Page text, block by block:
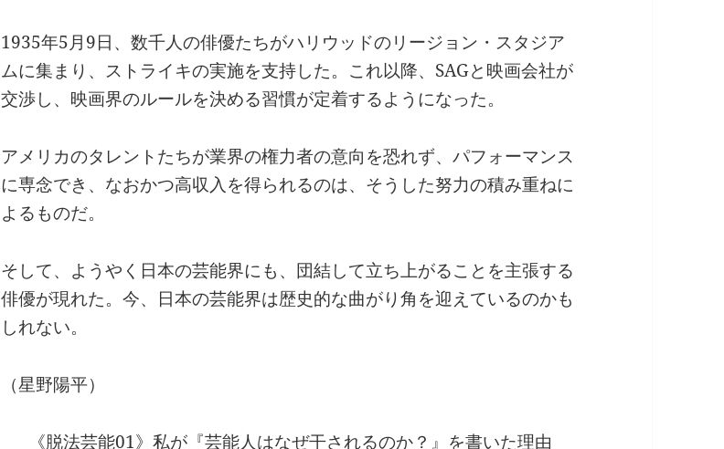
1935年5月9日、数千人の俳優たちがハリウッドのリージョン・スタジア
ムに集まり、ストライキの実施を支持した。これ以降、SAGと映画会社が
交渉し、映画界のルールを決める習慣が定着するようになった。
アメリカのタレントたちが業界の権力者の意向を恐れず、パフォーマンス
に専念でき、なおかつ高収入を得られるのは、そうした努力の積み重ねに
よるものだ。
そして、ようやく日本の芸能界にも、団結して立ち上がることを主張する
俳優が現れた。今、日本の芸能界は歴史的な曲がり角を迎えているのかも
しれない。
（星野陽平）
《脱法芸能01》私が『芸能人はなぜ干されるのか？』を書いた理由